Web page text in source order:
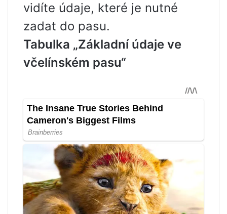
vidíte údaje, které je nutné
zadat do pasu.
Tabulka „Základní údaje ve
včelínském pasu“